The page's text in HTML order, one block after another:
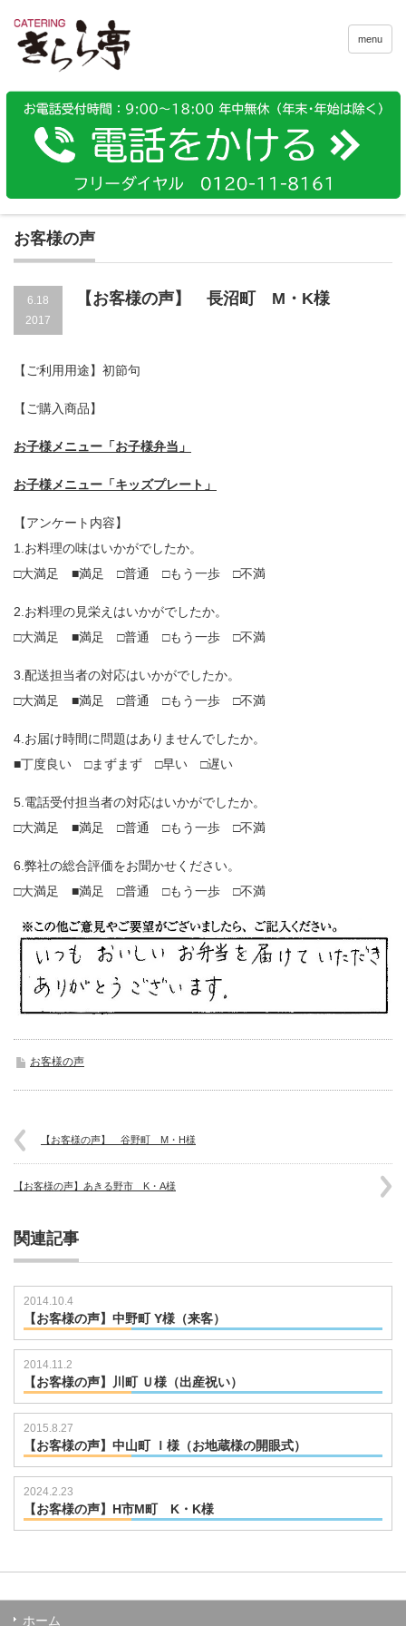
menu
お客様の声
6.18
2017
【お客様の声】 長沼町 M・K様
【ご利用用途】初節句
【ご購入商品】
お子様メニュー「お子様弁当」
お子様メニュー「キッズプレート」
【アンケート内容】
1.お料理の味はいかがでしたか。
□大満足 ■満足 □普通 □もう一歩 □不満
2.お料理の見栄えはいかがでしたか。
□大満足 ■満足 □普通 □もう一歩 □不満
3.配送担当者の対応はいかがでしたか。
□大満足 ■満足 □普通 □もう一歩 □不満
4.お届け時間に問題はありませんでしたか。
■丁度良い □まずまず □早い □遅い
5.電話受付担当者の対応はいかがでしたか。
□大満足 ■満足 □普通 □もう一歩 □不満
6.弊社の総合評価をお聞かせください。
□大満足 ■満足 □普通 □もう一歩 □不満
お客様の声
【お客様の声】 谷野町 M・H様
【お客様の声】あきる野市 K・A様
関連記事
2014.10.4
【お客様の声】中野町 Y様（来客）
2014.11.2
【お客様の声】川町 Ｕ様（出産祝い）
2015.8.27
【お客様の声】中山町 Ｉ様（お地蔵様の開眼式）
2024.2.23
【お客様の声】H市M町 K・K様
ホーム